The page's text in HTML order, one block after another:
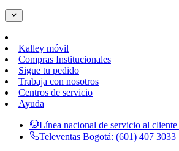
Kalley móvil
Compras Institucionales
Sigue tu pedido
Trabaja con nosotros
Centros de servicio
Ayuda
Línea nacional de servicio al cliente
Televentas Bogotá: (601) 407 3033